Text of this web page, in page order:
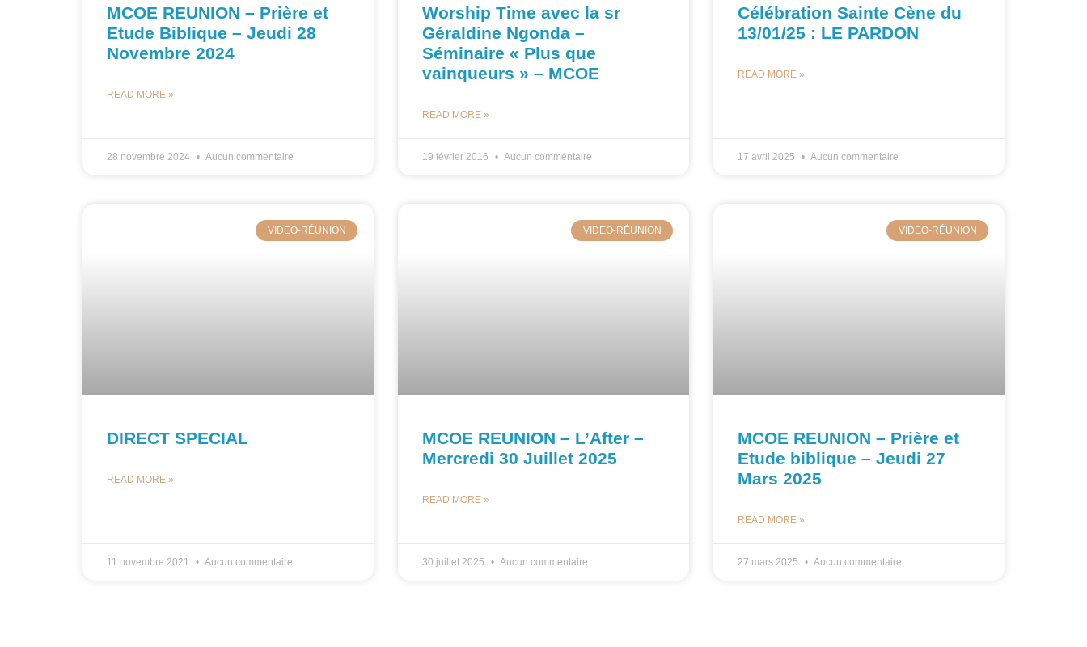
MCOE REUNION – Prière et
Etude Biblique – Jeudi 28
Novembre 2024
READ MORE »
28 novembre 2024 Aucun commentaire
Worship Time avec la sr
Géraldine Ngonda –
Séminaire « Plus que
vainqueurs » – MCOE
READ MORE »
19 février 2016 Aucun commentaire
Célébration Sainte Cène du
13/01/25 : LE PARDON
READ MORE »
17 avril 2025 Aucun commentaire
VIDEO-RÉUNION
DIRECT SPECIAL
READ MORE »
11 novembre 2021 Aucun commentaire
VIDEO-RÉUNION
MCOE REUNION – L’After –
Mercredi 30 Juillet 2025
READ MORE »
30 juillet 2025 Aucun commentaire
VIDEO-RÉUNION
MCOE REUNION – Prière et
Etude biblique – Jeudi 27
Mars 2025
READ MORE »
27 mars 2025 Aucun commentaire